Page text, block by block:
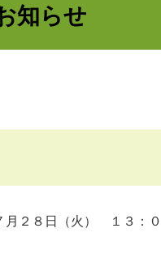
知らせ
（火） １３：００